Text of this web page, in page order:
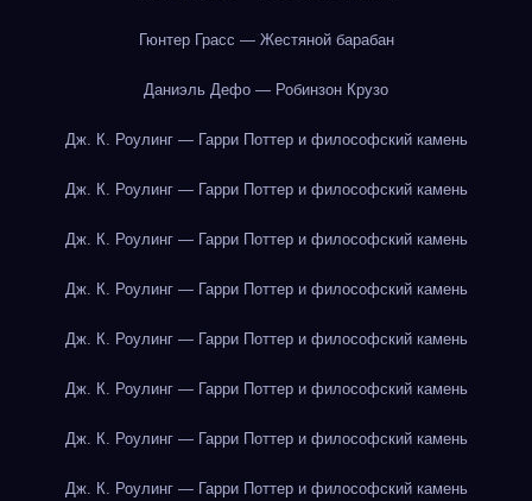
Гюнтер Грасс — Жестяной барабан
Даниэль Дефо — Робинзон Крузо
Дж. К. Роулинг — Гарри Поттер и философский камень
Дж. К. Роулинг — Гарри Поттер и философский камень
Дж. К. Роулинг — Гарри Поттер и философский камень
Дж. К. Роулинг — Гарри Поттер и философский камень
Дж. К. Роулинг — Гарри Поттер и философский камень
Дж. К. Роулинг — Гарри Поттер и философский камень
Дж. К. Роулинг — Гарри Поттер и философский камень
Дж. К. Роулинг — Гарри Поттер и философский камень